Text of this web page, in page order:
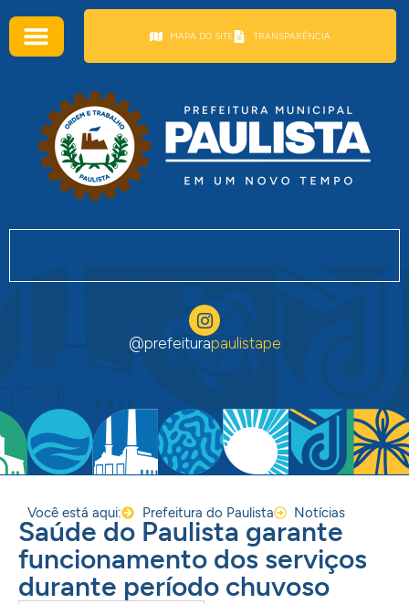
MAPA DO SITE TRANSPARÊNCIA
@prefeiturapaulistape
Você está aqui: Prefeitura do Paulista Notícias
Saúde do Paulista garante
funcionamento dos serviços
durante período chuvoso